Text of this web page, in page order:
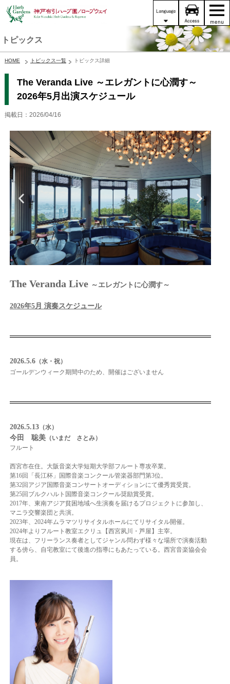
トピックス
HOME トピックス一覧 トピックス詳細
The Veranda Live ～エレガントに心潤す～
2026年5月出演スケジュール
掲載日：2026/04/16
The Veranda Live ～エレガントに心潤す～
2026年5月 演奏スケジュール
2026.5.6（水・祝）
ゴールデンウィーク期間中のため、開催はございません
2026.5.13（水）
今田 聡美（いまだ さとみ）
フルート
西宮市在住。大阪音楽大学短期大学部フルート専攻卒業。
第16回「長江杯」国際音楽コンクール管楽器部門第3位。
第32回アジア国際音楽コンサートオーディションにて優秀賞受賞。
第25回ブルクハルト国際音楽コンクール奨励賞受賞。
2017年、東南アジア貧困地域へ生演奏を届けるプロジェクトに参加し、
マニラ交響楽団と共演。
2023年、2024年ムラマツリサイタルホールにてリサイタル開催。
2024年よりフルート教室エクリュ【西宮夙川・芦屋】主宰。
現在は、フリーランス奏者としてジャンル問わず様々な場所で演奏活動
する傍ら、自宅教室にて後進の指導にもあたっている。西宮音楽協会会
員。